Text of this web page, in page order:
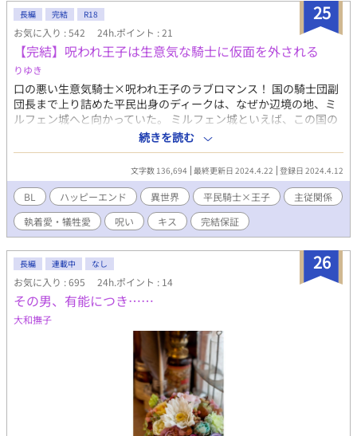
す。 年齢制限要素としては、監禁、拘束、陵辱、緊縛が含まれま
す。 年齢制限シーンにはタイトルに*が、未満だけどそんな感じの
雰囲気のところには（*）がついています。 ◆商業式作品紹介◆
情報と体を売って生計を立てる25歳の美しく小柄な青年ゼスは、
幼い頃ゼスを拾ってくれた貧乏孤児院に、稼ぎから差し入れを届
ける日々を送っていた。 栄養不足から小柄なまま大人になったゼ
スの細い体は、そちらの趣味の男によく売れたが、特殊性癖持ち
の警備隊長にもまた異常な執着を向けられていた。 その頃、横暴
な警備兵が好き放題に暴れるゼスの町へ、王都より視察隊が派遣
される。 視察隊として町に潜入したひとりに、ゼスが昔生き別れ
た義兄ギルフォードがいた。 情報を買いにゼスの元を訪れたギル
フォードは、愛する人によく似たゼスを抱きたいと言い出して
――……。 ◆帯 受けを守りたくて離したくなくて仕方ないド執着
攻め×大切な物を守るためなら身を引いて自分を犠牲にするタイ
プの受けの、秘密だらけの無自覚追いかけっこラブロマンス。 ◆
一文紹介 頭の回る小柄な受けが、攻めの一途な愛に身も心も翻弄
されつつも気持ちを隠して、力尽くでハッピーエンドを勝ち取る
お話。
25
長編 完結 R18
お気に入り : 542 24h.ポイント : 21
【完結】呪われ王子は生意気な騎士に仮面を外される
りゆき
口の悪い生意気騎士×呪われ王子のラブロマンス！ 国の騎士団副
団長まで上り詰めた平民出身のディークは、なぜか辺境の地、ミ
ルフェン城へと向かっていた。 ミルフェン城といえば、この国の
第一王子が暮らす城として知られている。 なぜ第一王子ともあろ
うものがそのような辺境の地に住んでいるのか、その理由は誰も
知らないが、世間一般的には第一王子は「変わり者」「人嫌い」
「冷酷」といった噂があるため、そのような辺境の地に住んでい
るのだろうと言われていた。 そんな噂のある第一王子の近衛騎士
に任命されてしまったディークは不本意ながらも近衛騎士として
奮闘していく。 数少ない使用人たちとひっそり生きている第一王
子。 心を開かない彼にはなにやら理由があるようで……。 国の闇
のせいで孤独に生きて来た王子が、口の悪い生意気な騎士に戸惑
いながらも、次第に心を開いていったとき、初めて愛を知るのだ
が……。 切なくも真実の愛を掴み取る王道ラブロマンス！ ※R18
回に印を入れていないのでご注意ください。 ※こちらの作品はム
ーンライトノベルズにも掲載しております。 ※完結保証 ※全３８
×２話、ムーンさんに合わせて一話が長いので、こちらでは２分
割しております。 ※毎日７話更新予定。
続きを読む
文字数 136,694 最終更新日 2024.4.22 登録日 2024.4.12
BL ハッピーエンド 異世界 平民騎士×王子
主従関係
執着愛・犠牲愛
呪い キス 完結保証
26
長編 連載中 なし
お気に入り : 695 24h.ポイント : 14
その男、有能につき……
大和撫子